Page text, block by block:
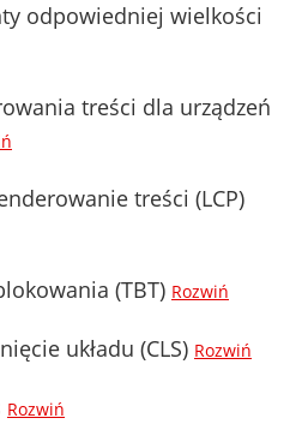
odpowiedniej wielkości
treści dla urządzeń
treści (LCP)
(TBT) Rozwiń
układu (CLS) Rozwiń
Rozwiń